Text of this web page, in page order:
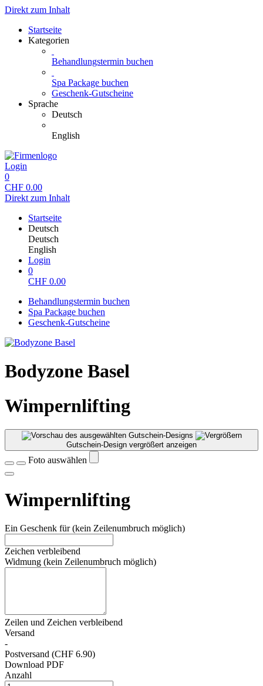
Direkt zum Inhalt
Startseite
Kategorien
Behandlungstermin buchen
Spa Package buchen
Geschenk-Gutscheine
Sprache
Deutsch
English
Login
0
CHF 0.00
Direkt zum Inhalt
Startseite
Deutsch
Deutsch
English
Login
0
CHF 0.00
Behandlungstermin buchen
Spa Package buchen
Geschenk-Gutscheine
Bodyzone Basel
Wimpernlifting
Gutschein-Design vergrößert anzeigen
Foto auswählen
Wimpernlifting
Ein Geschenk für (kein Zeilenumbruch möglich)
Zeichen verbleibend
Widmung (kein Zeilenumbruch möglich)
Zeilen und Zeichen verbleibend
Versand
-
Postversand (CHF 6.90)
Download PDF
Anzahl